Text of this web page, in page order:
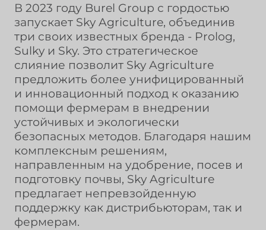
В 2023 году Burel Group с гордостью
запускает Sky Agriculture, объединив
три своих известных бренда - Prolog,
Sulky и Sky. Это стратегическое
слияние позволит Sky Agriculture
предложить более унифицированный
и инновационный подход к оказанию
помощи фермерам в внедрении
устойчивых и экологически
безопасных методов. Благодаря нашим
комплексным решениям,
направленным на удобрение, посев и
подготовку почвы, Sky Agriculture
предлагает непревзойденную
поддержку как дистрибьюторам, так и
фермерам.